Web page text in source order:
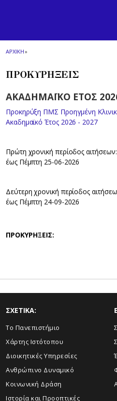
ΑΡΧΙΚΗ»
ΠΡΟΚΥΡΗΞΕΙΣ
ΑΚΑΔΗΜΑΪΚΟ ΕΤΟΣ
Προκηρύξη ΠΜΣ Προηγμένη
Ακαδημαϊκό Έτος 2026 - 2027
Πρώτη χρονική περίοδος
έως Πέμπτη 25-06-2026
Δεύτερη χρονική περίοδος
έως Πέμπτη 24-09-2026
ΠΡΟΚΥΡΗΞΕΙΣ:
ΣΧΕΤΙΚΑ:
Το Πανεπιστήμιο
Χάρτης Ιστότοπου
Διοικητικές Υπηρεσίες
Ανθρώπινο Δυναμικό
Κοινωνική Δράση
Ιστορία και Προοπτικές